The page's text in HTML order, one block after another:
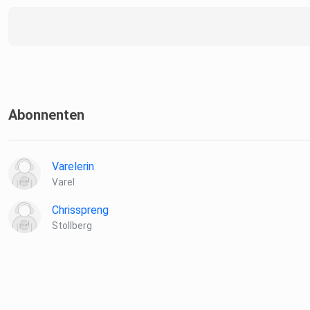
Abonnenten
Varelerin
Varel
Chrisspreng
Stollberg